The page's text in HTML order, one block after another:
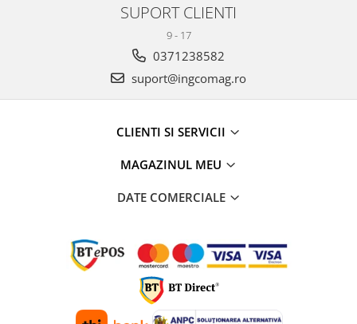
SUPORT CLIENTI
9 - 17
0371238582
suport@ingcomag.ro
CLIENTI SI SERVICII
MAGAZINUL MEU
DATE COMERCIALE